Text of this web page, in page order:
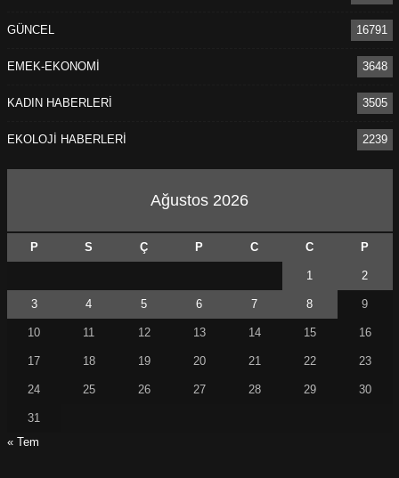
GÜNCEL 16791
EMEK-EKONOMİ 3648
KADIN HABERLERİ 3505
EKOLOJİ HABERLERİ 2239
Ağustos 2026
P S Ç P C C P
1 2
3 4 5 6 7 8 9
10 11 12 13 14 15 16
17 18 19 20 21 22 23
24 25 26 27 28 29 30
31
« Tem